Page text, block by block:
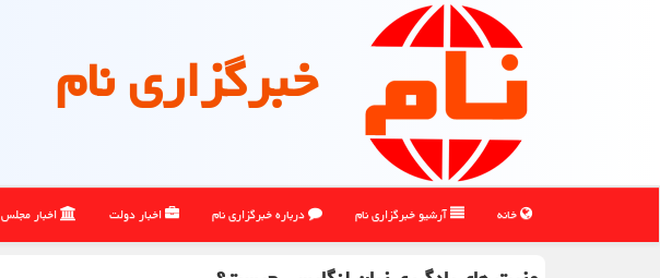
خبرگزاری نام
خانه آرشیو خبرگزاری نام درباره خبرگزاری نام اخبار دولت اخبار مجلس